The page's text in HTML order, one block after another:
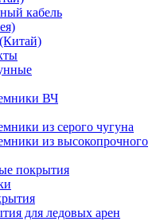
кабель
ВЧ
из серого чугуна
из высокопрочного
покрытия
для ледовых арен